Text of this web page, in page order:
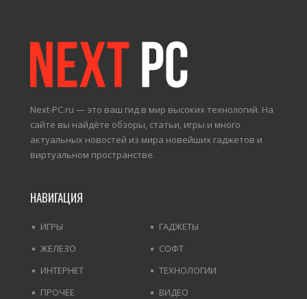
Next-PC.ru — это ваш гид в мир высоких технологий. На
сайте вы найдёте обзоры, статьи, игры и много
актуальных новостей из мира новейших гаджетов и
виртуальном пространстве.
НАВИГАЦИЯ
ИГРЫ
ГАДЖЕТЫ
ЖЕЛЕЗО
СОФТ
ИНТЕРНЕТ
ТЕХНОЛОГИИ
ПРОЧЕЕ
ВИДЕО